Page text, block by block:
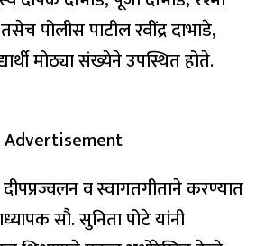
पोलीस पाटील रवींद्र दाभाडे,
मोठ्या संख्येने उपस्थित होते.
Advertisement
व स्वागतगीताने करण्यात
सौ. सुनिता पोटे यांनी